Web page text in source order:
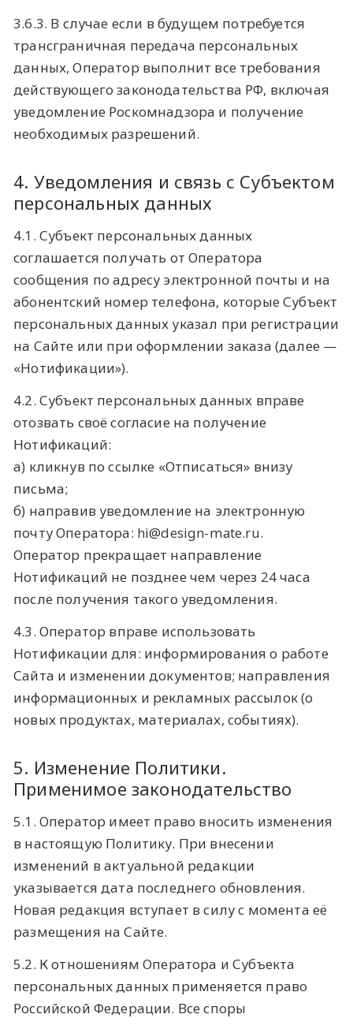
3.6.3. В случае если в будущем потребуется
трансграничная передача персональных
данных, Оператор выполнит все требования
действующего законодательства РФ, включая
уведомление Роскомнадзора и получение
необходимых разрешений.
4. Уведомления и связь с Субъектом
персональных данных
4.1. Субъект персональных данных
соглашается получать от Оператора
сообщения по адресу электронной почты и на
абонентский номер телефона, которые Субъект
персональных данных указал при регистрации
на Сайте или при оформлении заказа (далее —
«Нотификации»).
4.2. Субъект персональных данных вправе
отозвать своё согласие на получение
Нотификаций:
а) кликнув по ссылке «Отписаться» внизу
письма;
б) направив уведомление на электронную
почту Оператора: hi@design-mate.ru.
Оператор прекращает направление
Нотификаций не позднее чем через 24 часа
после получения такого уведомления.
4.3. Оператор вправе использовать
Нотификации для: информирования о работе
Сайта и изменении документов; направления
информационных и рекламных рассылок (о
новых продуктах, материалах, событиях).
5. Изменение Политики.
Применимое законодательство
5.1. Оператор имеет право вносить изменения
в настоящую Политику. При внесении
изменений в актуальной редакции
указывается дата последнего обновления.
Новая редакция вступает в силу с момента её
размещения на Сайте.
5.2. К отношениям Оператора и Субъекта
персональных данных применяется право
Российской Федерации. Все споры